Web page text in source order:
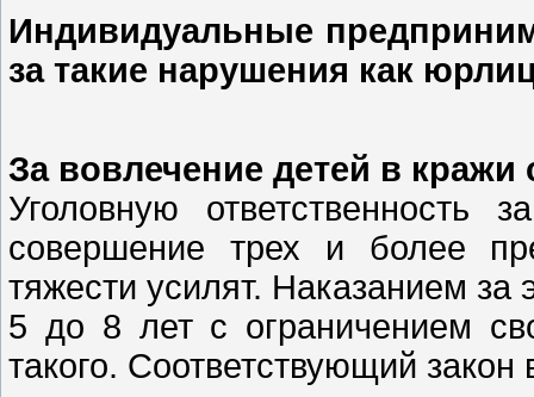
Индивидуальные
за такие нарушения как
За вовлечение детей в кражи
Уголовную ответственность
совершение трех и более
тяжести усилят. Наказанием за
5 до 8 лет с ограничением
такого. Соответствующий